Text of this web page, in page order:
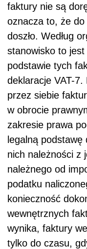
faktury nie są
oznacza to, że
doszło. Według
stanowisko to jest
podstawie tych
deklaracje VAT-
przez siebie
w obrocie
zakresie prawa
legalną podstawę
nich należności z
należnego od
podatku
konieczność
wewnętrznych
wynika, faktury
tylko do czasu,